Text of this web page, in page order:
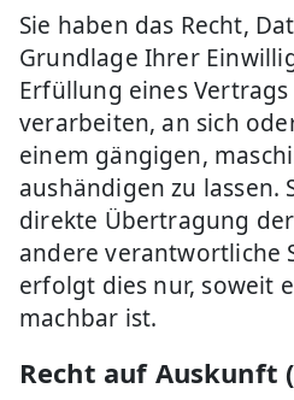
Sie haben das Recht,
Grundlage Ihrer
Erfüllung eines
verarbeiten, an sich
einem gängigen,
aushändigen zu lassen.
direkte Übertragung
andere verantwortliche
erfolgt dies nur, soweit
machbar ist.
Recht auf Auskunft